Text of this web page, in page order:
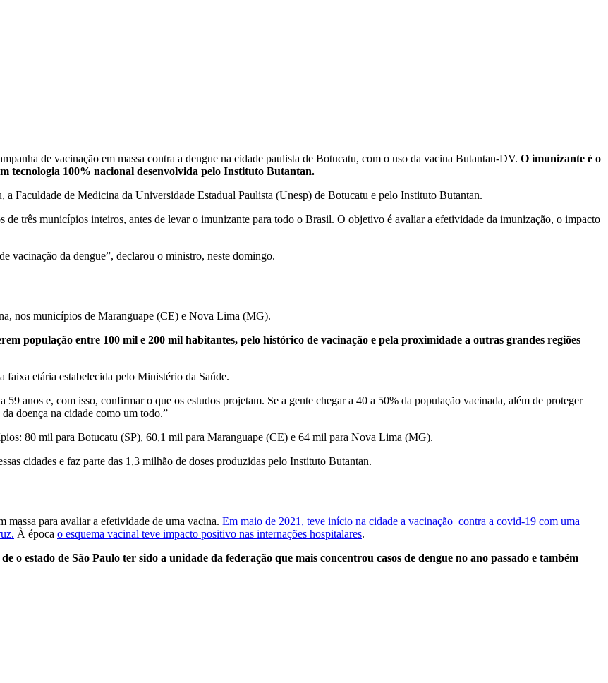
de vacinação em massa contra a dengue na cidade paulista de Botucatu, com o uso da vacina Butantan-DV. O imunizante é o
tecnologia 100% nacional desenvolvida pelo Instituto Butantan.
Faculdade de Medicina da Universidade Estadual Paulista (Unesp) de Botucatu e pelo Instituto Butantan.
três municípios inteiros, antes de levar o imunizante para todo o Brasil. O objetivo é avaliar a efetividade da imunização, o impacto
vacinação da dengue”, declarou o ministro, neste domingo.
nos municípios de Maranguape (CE) e Nova Lima (MG).
população entre 100 mil e 200 mil habitantes, pelo histórico de vacinação e pela proximidade a outras grandes regiões
etária estabelecida pelo Ministério da Saúde.
anos e, com isso, confirmar o que os estudos projetam. Se a gente chegar a 40 a 50% da população vacinada, além de proteger
doença na cidade como um todo.”
80 mil para Botucatu (SP), 60,1 mil para Maranguape (CE) e 64 mil para Nova Lima (MG).
cidades e faz parte das 1,3 milhão de doses produzidas pelo Instituto Butantan.
massa para avaliar a efetividade de uma vacina. Em maio de 2021, teve início na cidade a vacinação contra a covid-19 com uma
À época o esquema vacinal teve impacto positivo nas internações hospitalares.
o estado de São Paulo ter sido a unidade da federação que mais concentrou casos de dengue no ano passado e também